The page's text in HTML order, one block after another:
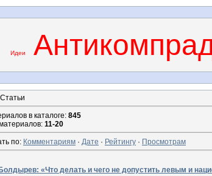
Идеи
в каталоге: 845
11-20
по: Комментариям · Дате · Рейтингу · Просмотрам
«Что делать и чего не допустить левым и